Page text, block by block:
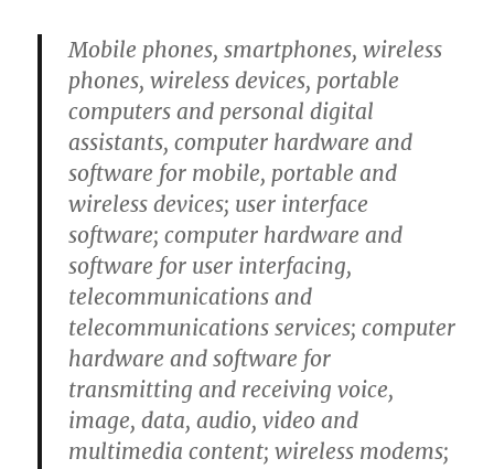
Mobile phones, smartphones, wireless
phones, wireless devices, portable
computers and personal digital
assistants, computer hardware and
software for mobile, portable and
wireless devices; user interface
software; computer hardware and
software for user interfacing,
telecommunications and
telecommunications services; computer
hardware and software for
transmitting and receiving voice,
image, data, audio, video and
multimedia content; wireless modems;